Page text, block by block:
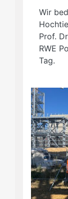
Wir
Prof.
RWE
Tag.